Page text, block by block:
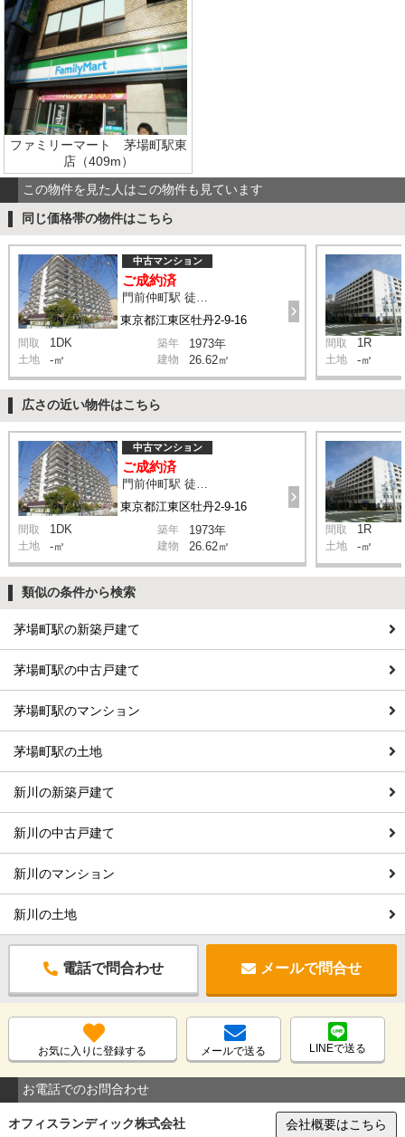
ファミリーマート 茅場町駅東
店（409m）
この物件を見た人はこの物件も見ています
同じ価格帯の物件はこちら
東京都江東区牡丹2-9-16
中古マンション
ご成約済
間取 1DK 築年 1973年
土地 -㎡ 建物 26.62㎡
間取 1R
土地 -㎡
広さの近い物件はこちら
東京都江東区牡丹2-9-16
中古マンション
ご成約済
門前仲町駅 徒歩3分
間取 1DK 築年 1973年
土地 -㎡ 建物 26.62㎡
間取 1R
土地 -㎡
類似の条件から検索
茅場町駅の新築戸建て
茅場町駅の中古戸建て
茅場町駅のマンション
茅場町駅の土地
新川の新築戸建て
新川の中古戸建て
新川のマンション
新川の土地
電話で問合わせ メールで問合せ
お気に入りに登録する メールで送る LINEで送る
お電話でのお問合わせ
オフィスランディック株式会社 会社概要はこちら